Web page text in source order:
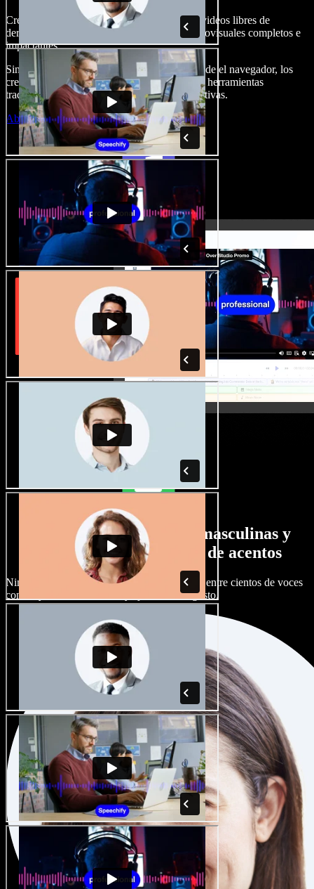
Crea locuciones, agrega imágenes, audios y videos libres de
derechos, clona tu voz y arma proyectos audiovisuales completos e
impactantes.
Sin curva de aprendizaje y todo accesible desde el navegador, los
creadores de contenido pueden dejar atrás las herramientas
tradicionales y dar vida a todas sus ideas creativas.
Abrir Studio
Gran selección de voces masculinas y
femeninas con todo tipo de acentos
Ningún proyecto tiene que sonar igual. Elige entre cientos de voces
con IA y acentos distintos, y ajústalas a tu gusto.